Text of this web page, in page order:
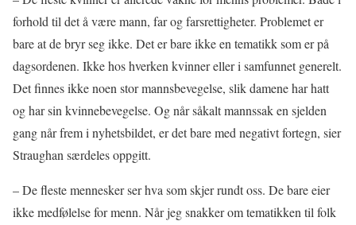
forhold til det å være mann, far og farsrettigheter. Problemet er
bare at de bryr seg ikke. Det er bare ikke en tematikk som er på
dagsordenen. Ikke hos hverken kvinner eller i samfunnet generelt.
Det finnes ikke noen stor mannsbevegelse, slik damene har hatt
og har sin kvinnebevegelse. Og når såkalt mannssak en sjelden
gang når frem i nyhetsbildet, er det bare med negativt fortegn, sier
Straughan særdeles oppgitt.
– De fleste mennesker ser hva som skjer rundt oss. De bare eier
ikke medfølelse for menn. Når jeg snakker om tematikken til folk